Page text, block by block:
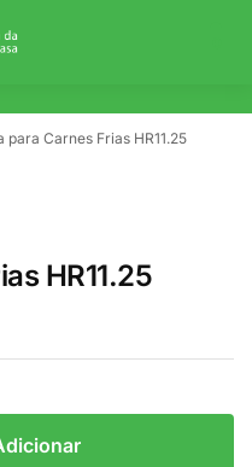
para Carnes Frias HR11.25
HR11.25